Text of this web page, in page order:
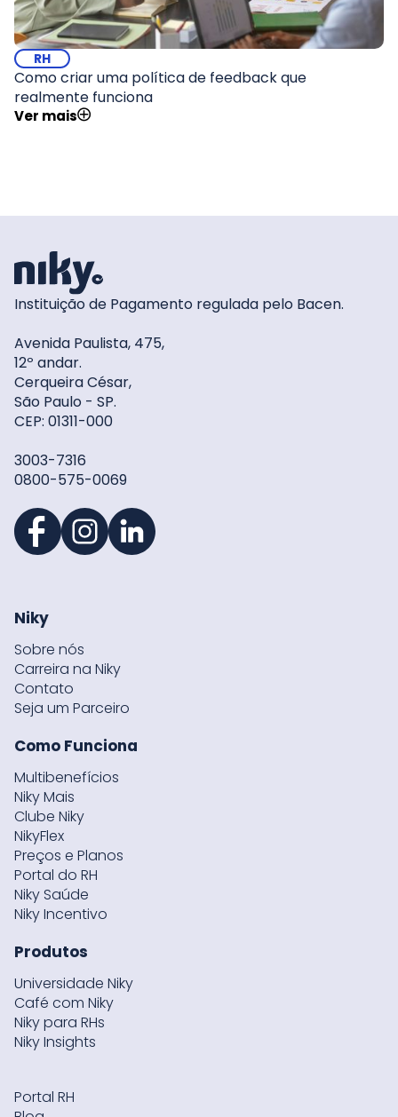
RH
Como criar uma política de feedback que
realmente funciona
Ver mais
Instituição de Pagamento regulada pelo Bacen.
Avenida Paulista, 475,
12º andar.
Cerqueira César,
São Paulo - SP.
CEP: 01311-000
3003-7316
0800-575-0069
Niky
Sobre nós
Carreira na Niky
Contato
Seja um Parceiro
Como Funciona
Multibenefícios
Niky Mais
Clube Niky
NikyFlex
Preços e Planos
Portal do RH
Niky Saúde
Niky Incentivo
Produtos
Universidade Niky
Café com Niky
Niky para RHs
Niky Insights
Portal RH